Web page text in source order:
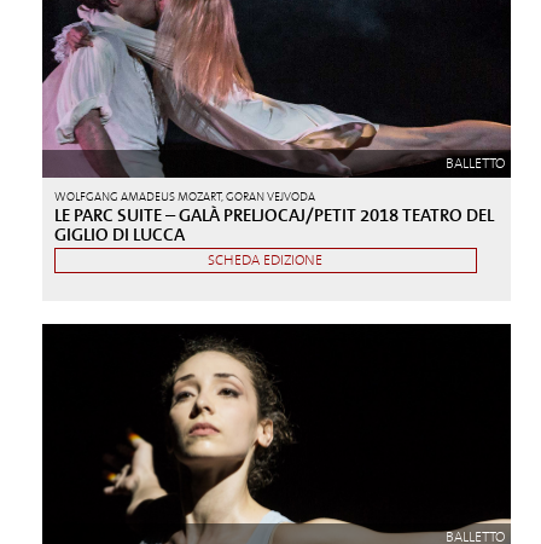
BALLETTO
WOLFGANG AMADEUS MOZART, GORAN VEJVODA
LE PARC SUITE – GALÀ PRELJOCAJ/PETIT 2018 TEATRO DEL
GIGLIO DI LUCCA
SCHEDA EDIZIONE
BALLETTO